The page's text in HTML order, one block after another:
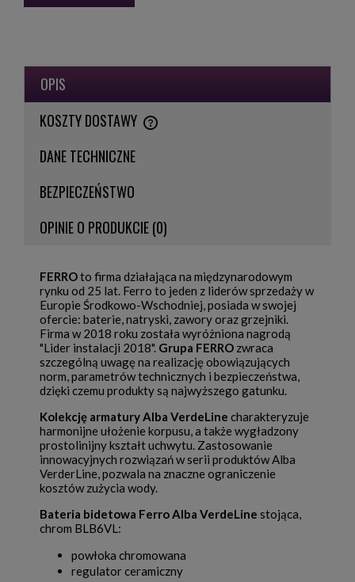
OPIS
KOSZTY DOSTAWY
CENA NIE ZAWIERA EWENTUALNYCH KOSZTÓW PŁATNOŚCI
DANE TECHNICZNE
BEZPIECZEŃSTWO
OPINIE O PRODUKCIE (0)
FERROto firma działająca na międzynarodowym
rynku od 25 lat. Ferro to jeden z liderów sprzedaży w
Europie Środkowo-Wschodniej, posiada w swojej
ofercie: baterie, natryski, zawory oraz grzejniki.
Firma w 2018 roku została wyróżniona nagrodą
"Lider instalacji 2018". Grupa FERRO zwraca
szczególną uwagę na realizację obowiązujących
norm, parametrów technicznych i bezpieczeństwa,
dzięki czemu produkty są najwyższego gatunku.
Kolekcję armatury Alba VerdeLine charakteryzuje
harmonijne ułożenie korpusu, a także wygładzony
prostolinijny kształt uchwytu. Zastosowanie
innowacyjnych rozwiązań w serii produktów Alba
VerderLine, pozwala na znaczne ograniczenie
kosztów zużycia wody.
Bateria bidetowa Ferro Alba VerdeLine stojąca,
chrom BLB6VL:
powłoka chromowana
regulator ceramiczny